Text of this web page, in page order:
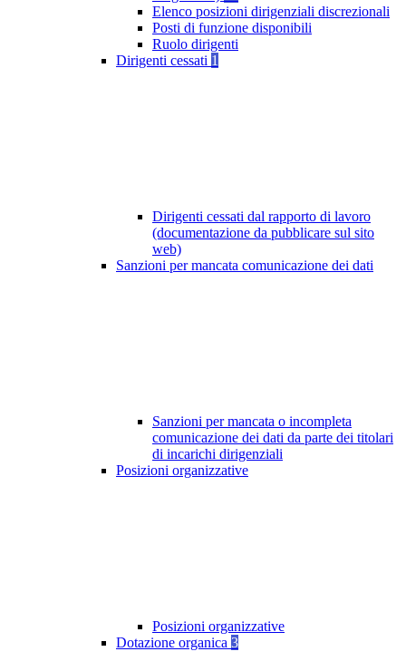
Elenco posizioni dirigenziali discrezionali
Posti di funzione disponibili
Ruolo dirigenti
Dirigenti cessati 1
Dirigenti cessati dal rapporto di lavoro
(documentazione da pubblicare sul sito
web)
Sanzioni per mancata comunicazione dei dati
Sanzioni per mancata o incompleta
comunicazione dei dati da parte dei titolari
di incarichi dirigenziali
Posizioni organizzative
Posizioni organizzative
Dotazione organica 3